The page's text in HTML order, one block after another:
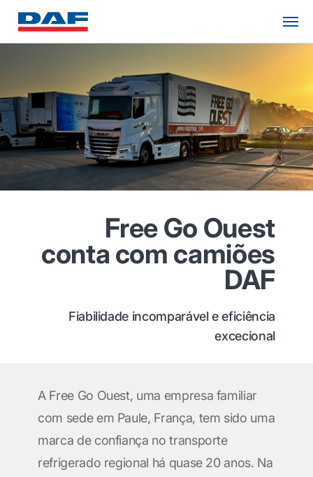
Free Go Ouest
conta com camiões
DAF
Fiabilidade incomparável e eficiência
excecional
A Free Go Ouest, uma empresa familiar
com sede em Paule, França, tem sido uma
marca de confiança no transporte
refrigerado regional há quase 20 anos. Na